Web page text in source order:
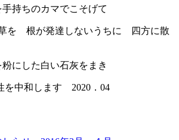
持ちのカマでこそげて
草を 根が発達しないうちに 四方に散
にした白い石灰をまき
を中和します 2020．04